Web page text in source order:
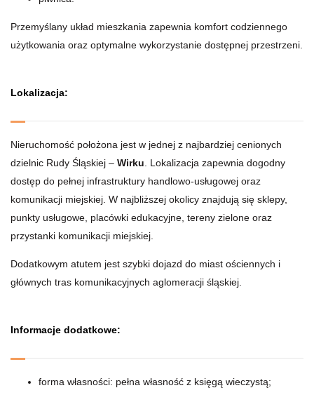
Przemyślany układ mieszkania zapewnia komfort codziennego
użytkowania oraz optymalne wykorzystanie dostępnej przestrzeni.
Lokalizacja:
Nieruchomość położona jest w jednej z najbardziej cenionych
dzielnic Rudy Śląskiej – Wirku. Lokalizacja zapewnia dogodny
dostęp do pełnej infrastruktury handlowo-usługowej oraz
komunikacji miejskiej. W najbliższej okolicy znajdują się sklepy,
punkty usługowe, placówki edukacyjne, tereny zielone oraz
przystanki komunikacji miejskiej.
Dodatkowym atutem jest szybki dojazd do miast ościennych i
głównych tras komunikacyjnych aglomeracji śląskiej.
Informacje dodatkowe:
forma własności: pełna własność z księgą wieczystą;